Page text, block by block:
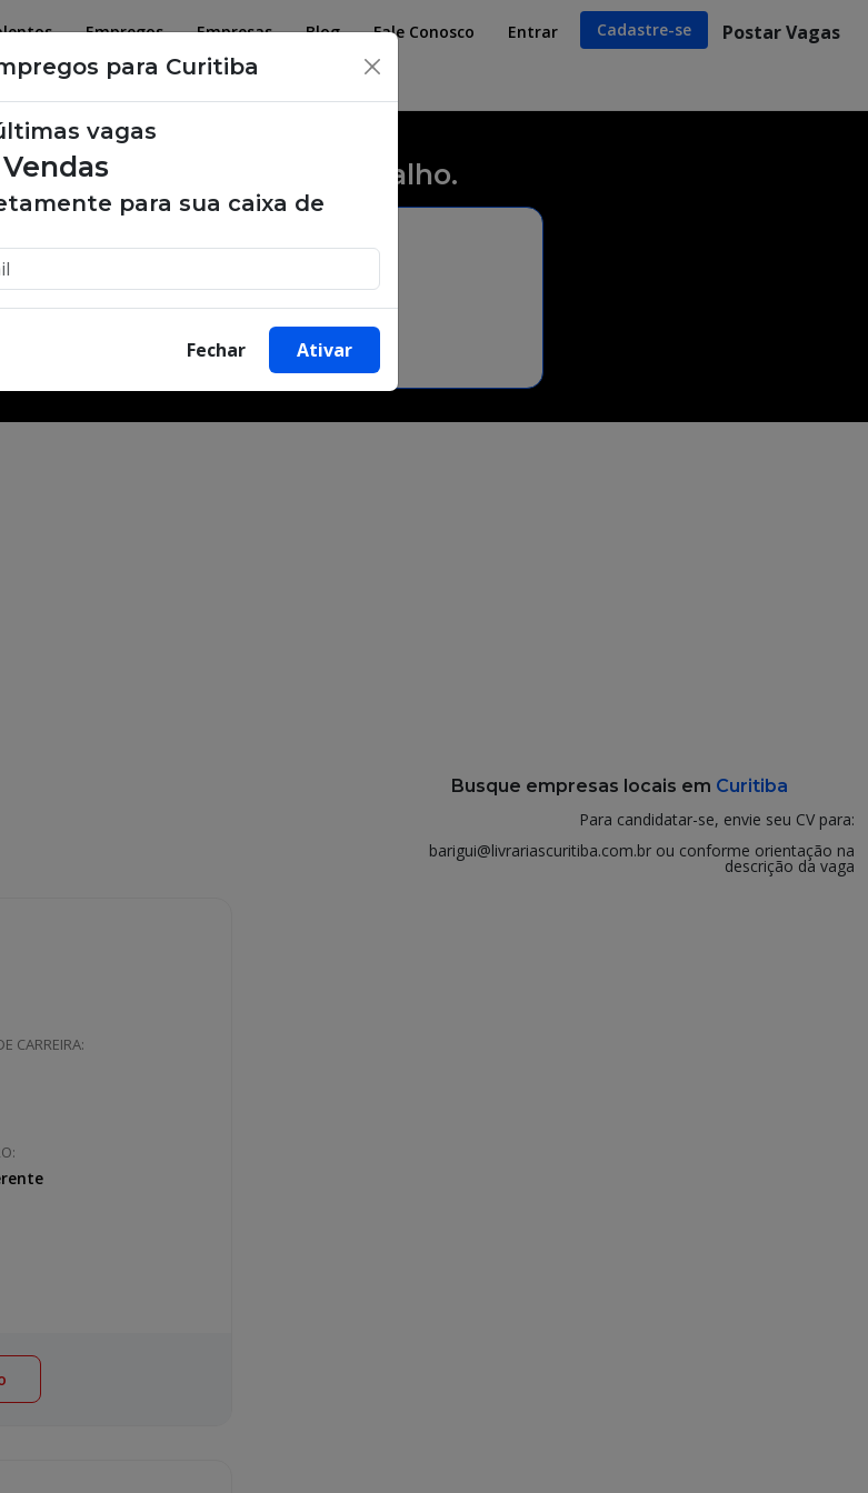
Empregos Empresas Blog Fale Conosco Entrar Cadastre-se Postar Vagas
oportunidades de trabalho.
Busque empresas locais em Curitiba
Para candidatar-se, envie seu CV para:
barigui@livrariascuritiba.com.br ou conforme orientação na
descrição da vaga
CARREIRA:
para Curitiba ×
vagas
para sua caixa de
Fechar Ativar